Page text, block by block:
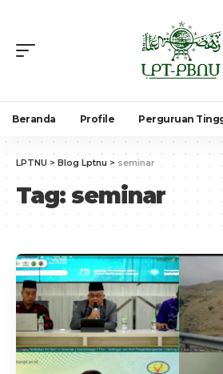
Beranda Profile Perguruan
LPTNU > Blog Lptnu > seminar
Tag: seminar